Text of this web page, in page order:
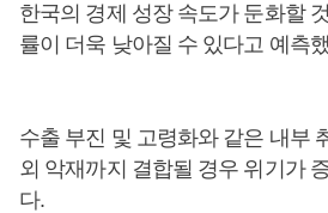
한국의 경제 성장 속도가 둔화할
률이 더욱 낮아질 수 있다고 예측
수출 부진 및 고령화와 같은 내부
외 악재까지 결합될 경우 위기가
다.